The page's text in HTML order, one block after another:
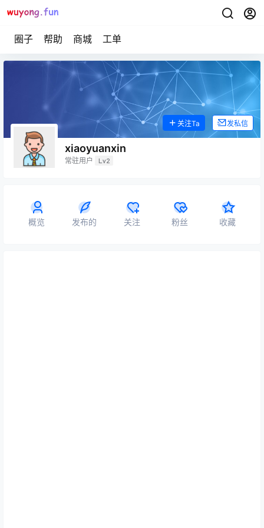
圈子 帮助 商城 工单
xiaoyuanxin
常驻用户 Lv2
关注Ta 发私信
概览 发布的 关注 粉丝 收藏